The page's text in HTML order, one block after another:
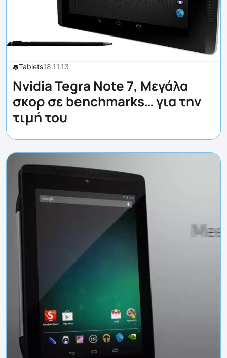
Tablets18.11.13
Nvidia Tegra Note 7, Μεγάλα
σκορ σε benchmarks… για την
τιμή του